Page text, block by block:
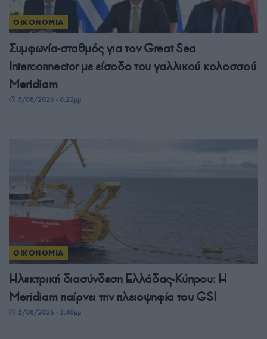
ΟΙΚΟΝΟΜΙΑ
Συμφωνία-σταθμός για τον Great Sea
Interconnector με είσοδο του γαλλικού κολοσσού
Meridiam
5/08/2026 - 6:22μμ
ΟΙΚΟΝΟΜΙΑ
Ηλεκτρική διασύνδεση Ελλάδας-Κύπρου: Η
Meridiam παίρνει την πλειοψηφία του GSI
5/08/2026 - 3:40μμ